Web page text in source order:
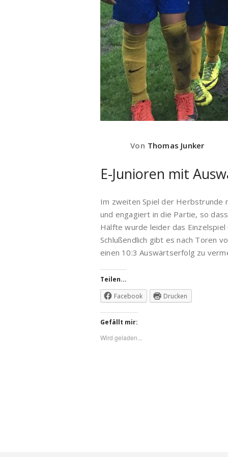
Von Thomas Junker
E-Junioren mit
Im zweiten Spiel der Herbstrunde
und engagiert in die Partie, so
Hälfte wurde leider das
Schlußendlich gibt es nach Toren
einen 10:3 Auswärtserfolg zu
Teilen...
Facebook
Drucken
Gefällt mir:
Wird geladen...